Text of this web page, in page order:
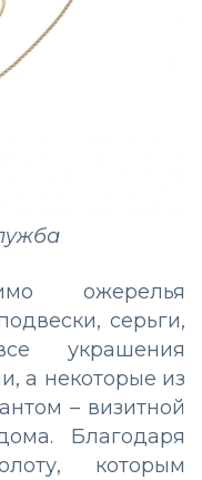
ожерелья
серьги,
украшения
а некоторые из
– визитной
Благодаря
которым